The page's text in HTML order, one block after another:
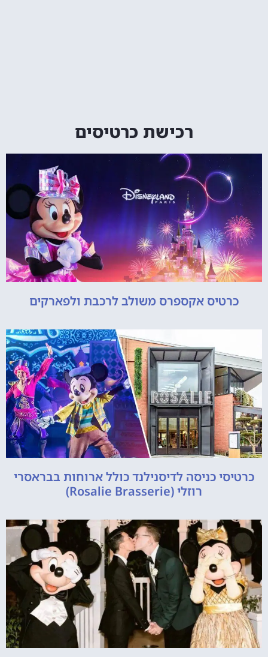
רכישת כרטיסים
כרטיס אקספרס משולב לרכבת ולפארקים
כרטיסי כניסה לדיסנילנד כולל ארוחות בבראסרי
רוזלי (Rosalie Brasserie)